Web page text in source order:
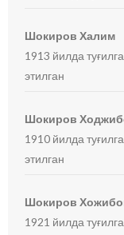
Шокиров Халим
1913 йилда
этилган
Шокиров
1910 йилда
этилган
Шокиров
1921 йилда